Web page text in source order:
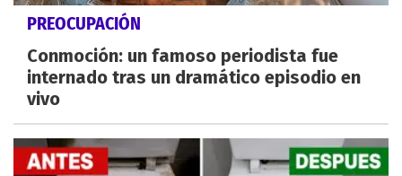
PREOCUPACIÓN
Conmoción: un famoso periodista fue
internado tras un dramático episodio en
vivo